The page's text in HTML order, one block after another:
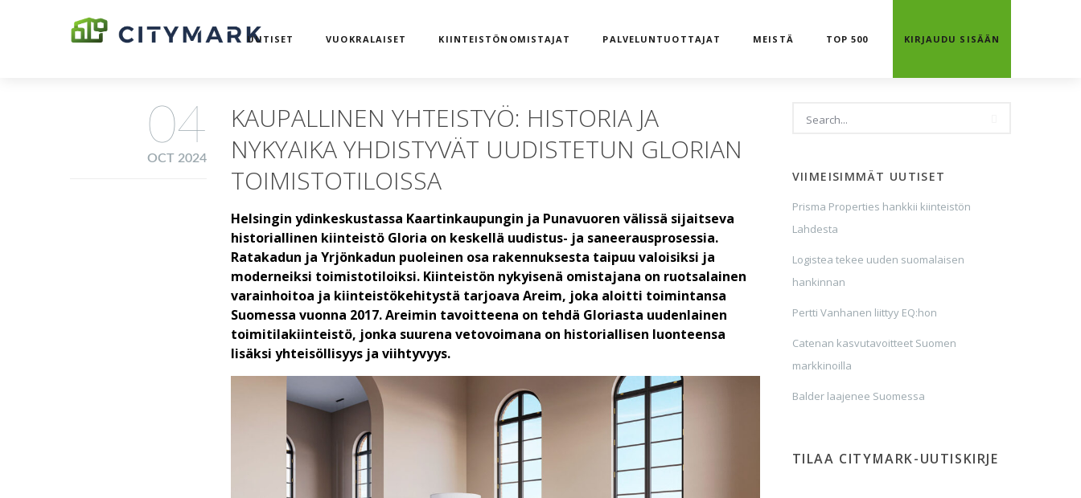
UUTISET VUOKRALAISET KIINTEISTÖNOMISTAJAT PALVELUNTUOTTAJAT MEISTÄ TOP 500 KIRJAUDU SISÄÄN
KAUPALLINEN YHTEISTYÖ: HISTORIA JA
NYKYAIKA YHDISTYVÄT UUDISTETUN GLORIAN
TOIMISTOTILOISSA
Helsingin ydinkeskustassa Kaartinkaupungin ja Punavuoren välissä sijaitseva
historiallinen kiinteistö Gloria on keskellä uudistus- ja saneerausprosessia.
Ratakadun ja Yrjönkadun puoleinen osa rakennuksesta taipuu valoisiksi ja
moderneiksi toimistotiloiksi. Kiinteistön nykyisenä omistajana on ruotsalainen
varainhoitoa ja kiinteistökehitystä tarjoava Areim, joka aloitti toimintansa
Suomessa vuonna 2017. Areimin tavoitteena on tehdä Gloriasta uudenlainen
toimitilakiinteistö, jonka suurena vetovoimana on historiallisen luonteensa
lisäksi yhteisöllisyys ja viihtyvyys.
04
OCT 2024
VIIMEISIMMÄT UUTISET
Prisma Properties hankkii kiinteistön
Lahdesta
Logistea tekee uuden suomalaisen
hankinnan
Pertti Vanhanen liittyy EQ:hon
Catenan kasvutavoitteet Suomen
markkinoilla
Balder laajenee Suomessa
TILAA CITYMARK-UUTISKIRJE